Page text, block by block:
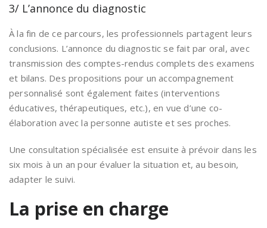
3/ L’annonce du diagnostic
À la fin de ce parcours, les professionnels partagent leurs
conclusions. L’annonce du diagnostic se fait par oral, avec
transmission des comptes-rendus complets des examens
et bilans. Des propositions pour un accompagnement
personnalisé sont également faites (interventions
éducatives, thérapeutiques, etc.), en vue d’une co-
élaboration avec la personne autiste et ses proches.
Une consultation spécialisée est ensuite à prévoir dans les
six mois à un an pour évaluer la situation et, au besoin,
adapter le suivi.
La prise en charge